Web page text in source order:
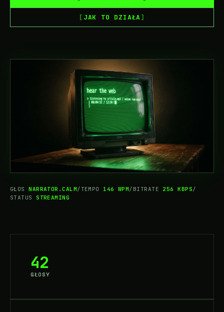
JAK TO DZIAŁA
GŁOSNARRATOR.CALM/TEMPO 146 WPM/ BITRATE 256 KBPS/
STATUSSTREAMING
42
GŁOSY